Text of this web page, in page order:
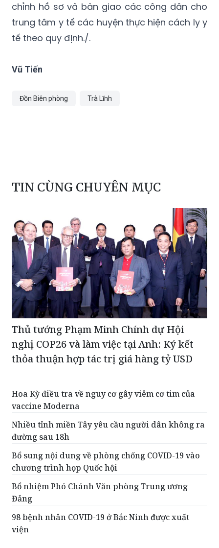
chỉnh hồ sơ và bàn giao các công dân cho
trung tâm y tế các huyện thực hiện cách ly y
tế theo quy định./.
Vũ Tiến
Đồn Biên phòng Trà Lĩnh
TIN CÙNG CHUYÊN MỤC
Thủ tướng Phạm Minh Chính dự Hội
nghị COP26 và làm việc tại Anh: Ký kết
thỏa thuận hợp tác trị giá hàng tỷ USD
Hoa Kỳ điều tra về nguy cơ gây viêm cơ tim của
vaccine Moderna
Nhiều tỉnh miền Tây yêu cầu người dân không ra
đường sau 18h
Bổ sung nội dung về phòng chống COVID-19 vào
chương trình họp Quốc hội
Bổ nhiệm Phó Chánh Văn phòng Trung ương
Đảng
98 bệnh nhân COVID-19 ở Bắc Ninh được xuất
viện